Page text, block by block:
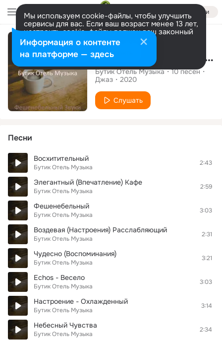
Войти
Мы используем cookie-файлы, чтобы улучшить
сервисы для вас. Если ваш возраст менее 13 лет,
настроить cookie-файлы должен ваш законный
представитель. Больше информации
Разрешить все Настроить
Альбом
Фешенебельный Звуки
Бутик Отель Музыка 10песен
Джаз
2020
Слушать
Песни
Восхитительный
Бутик Отель Музыка
2:43
Элегантный (Впечатление) Кафе
Бутик Отель Музыка
2:59
Фешенебельный
Бутик Отель Музыка
3:03
Воздевая (Настроения) Расслабляющий
Бутик Отель Музыка
2:31
Чудесно (Воспоминания)
Бутик Отель Музыка
3:21
Echos - Весело
Бутик Отель Музыка
3:03
Настроение - Охлажденный
Бутик Отель Музыка
3:14
Небесный Чувства
Бутик Отель Музыка
2:34
Информация о контенте
на платформе — здесь